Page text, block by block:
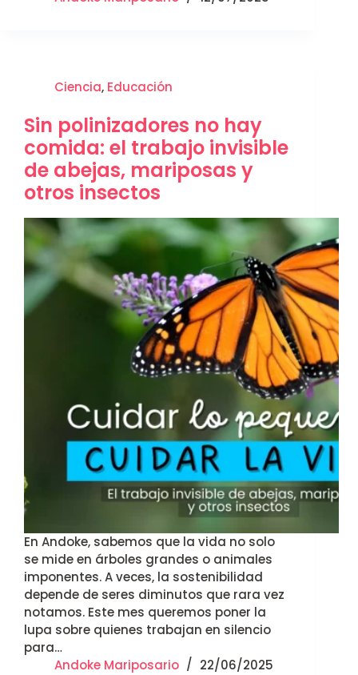
Ciencia, Educación
Sin polinizadores no hay
comida: el trabajo invisible
de abejas, mariposas y
otros insectos
En Andoke, sabemos que la vida no solo
se mide en árboles grandes o animales
imponentes. A veces, la sostenibilidad
depende de seres diminutos que rara vez
notamos. Este mes queremos poner la
lupa sobre quienes trabajan en silencio
para…
Andoke Mariposario
22/06/2025